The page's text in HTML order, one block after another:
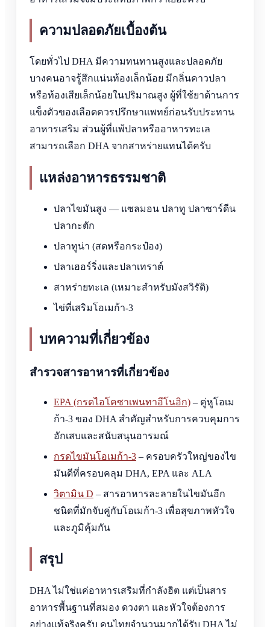
ความปลอดภัยเบื้องต้น
โดยทั่วไป DHA มีความทนทานสูงและปลอดภัย
บางคนอาจรู้สึกแน่นท้องเล็กน้อย มีกลิ่นคาวปลา
หรือท้องเสียเล็กน้อยในปริมาณสูง ผู้ที่ใช้ยาต้านการ
แข็งตัวของเลือดควรปรึกษาแพทย์ก่อนรับประทาน
อาหารเสริม ส่วนผู้ที่แพ้ปลาหรืออาหารทะเล
สามารถเลือก DHA จากสาหร่ายแทนได้ครับ
แหล่งอาหารธรรมชาติ
ปลาไขมันสูง — แซลมอน ปลาทู ปลาซาร์ดีน
ปลากะตัก
ปลาทูน่า (สดหรือกระป๋อง)
ปลาเฮอร์ริ่งและปลาเทราต์
สาหร่ายทะเล (เหมาะสำหรับมังสวิรัติ)
ไข่ที่เสริมโอเมก้า-3
บทความที่เกี่ยวข้อง
สำรวจสารอาหารที่เกี่ยวข้อง
EPA (กรดไอโคซาเพนทาอีโนอิก) – คู่หูโอเม
ก้า-3 ของ DHA สำคัญสำหรับการควบคุมการ
อักเสบและสนับสนุนอารมณ์
กรดไขมันโอเมก้า-3 – ครอบครัวใหญ่ของไข
มันดีที่ครอบคลุม DHA, EPA และ ALA
วิตามิน D – สารอาหารละลายในไขมันอีก
ชนิดที่มักจับคู่กับโอเมก้า-3 เพื่อสุขภาพหัวใจ
และภูมิคุ้มกัน
สรุป
DHA ไม่ใช่แค่อาหารเสริมที่กำลังฮิต แต่เป็นสาร
อาหารพื้นฐานที่สมอง ดวงตา และหัวใจต้องการ
อย่างแท้จริงครับ คนไทยจำนวนมากได้รับ DHA ไม่